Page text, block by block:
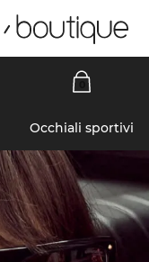
Occhiali sportivi